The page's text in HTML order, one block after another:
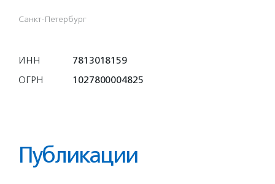
Санкт-Петербург
ИНН
7813018159
ОГРН
1027800004825
Публикации